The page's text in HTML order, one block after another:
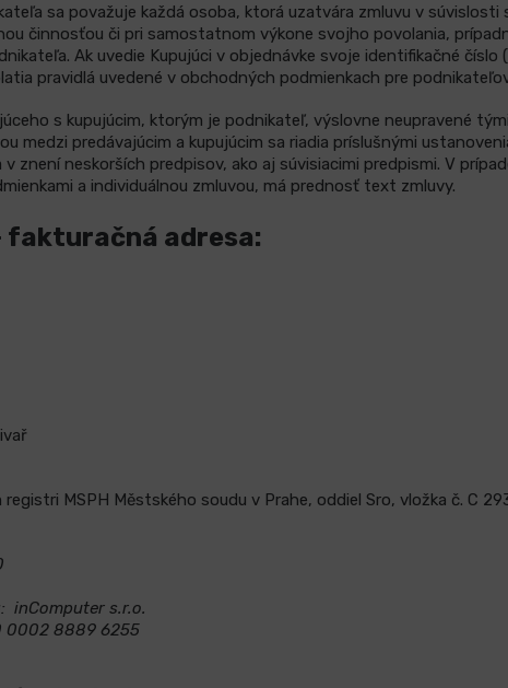
sa považuje každá osoba, ktorá uzatvára zmluvu v
činnosťou či pri samostatnom výkone svojho povolania,
Ak uvedie Kupujúci v objednávke svoje identifikačné číslo
pravidlá uvedené v obchodných podmienkach pre
s kupujúcim, ktorým je podnikateľ, výslovne neupravené
medzi predávajúcim a kupujúcim sa riadia príslušnými
znení neskorších predpisov, ako aj súvisiacimi predpismi. V
a individuálnou zmluvou, má prednosť text zmluvy.
fakturačná adresa:
MSPH Městského soudu v Prahe, oddiel Sro, vložka č. C
inComputer s.r.o.
0002 8889 6255